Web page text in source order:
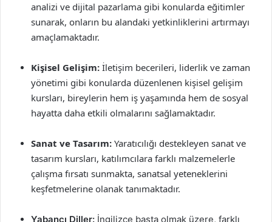
analizi ve dijital pazarlama gibi konularda eğitimler
sunarak, onların bu alandaki yetkinliklerini artırmayı
amaçlamaktadır.
Kişisel Gelişim: İletişim becerileri, liderlik ve zaman
yönetimi gibi konularda düzenlenen kişisel gelişim
kursları, bireylerin hem iş yaşamında hem de sosyal
hayatta daha etkili olmalarını sağlamaktadır.
Sanat ve Tasarım: Yaratıcılığı destekleyen sanat ve
tasarım kursları, katılımcılara farklı malzemelerle
çalışma fırsatı sunmakta, sanatsal yeteneklerini
keşfetmelerine olanak tanımaktadır.
Yabancı Diller: İngilizce başta olmak üzere, farklı